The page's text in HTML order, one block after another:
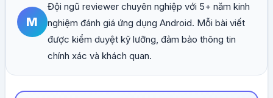
M
Đội ngũ reviewer chuyên nghiệp với 5+ năm kinh
nghiệm đánh giá ứng dụng Android. Mỗi bài viết
được kiểm duyệt kỹ lưỡng, đảm bảo thông tin
chính xác và khách quan.